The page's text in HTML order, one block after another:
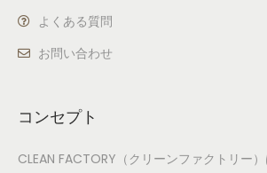
よくある質問
お問い合わせ
コンセプト
CLEAN FACTORY（クリーンファクトリー